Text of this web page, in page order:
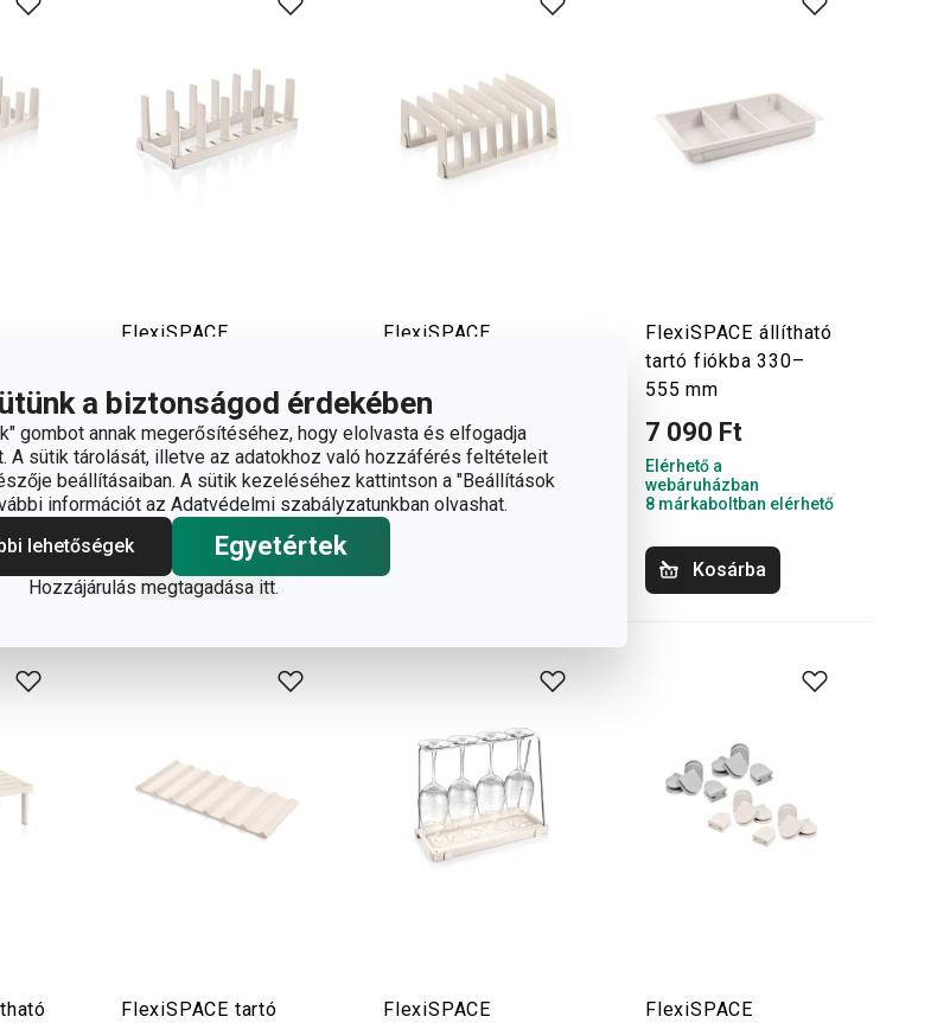
a biztonságod érdekében
gombot annak megerősítéséhez, hogy elolvasta és elfogadja
A sütik tárolását, illetve az adatokhoz való hozzáférés feltételeit
beállításaiban. A sütik kezeléséhez kattintson a "Beállítások
információt az Adatvédelmi szabályzatunkban olvashat.
lehetőségek
Egyetértek
Hozzájárulás megtagadása itt.
FlexiSPACE
370 x 148 mm
6 090 Ft
Elérhető a
webáruházban
8 márkaboltban elérhető
Kosárba
FlexiSPACE
185 x 148 mm
3 950 Ft
Elérhető a
webáruházban
7 márkaboltban elérhető
FlexiSPACE állítható
tartó fiókba 330–
555 mm
7 090 Ft
Elérhető a
webáruházban
8 márkaboltban elérhető
Kosárba
FlexiSPACE tartó
FlexiSPACE
FlexiSPACE